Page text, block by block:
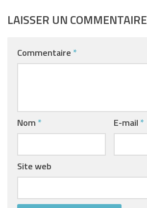
LAISSER UN COMMENTAIRE
Commentaire *
Nom * E-mail *
Site web